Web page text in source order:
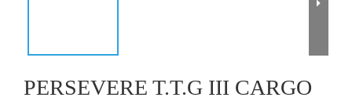
PERSEVERE T.T.G III CARGO